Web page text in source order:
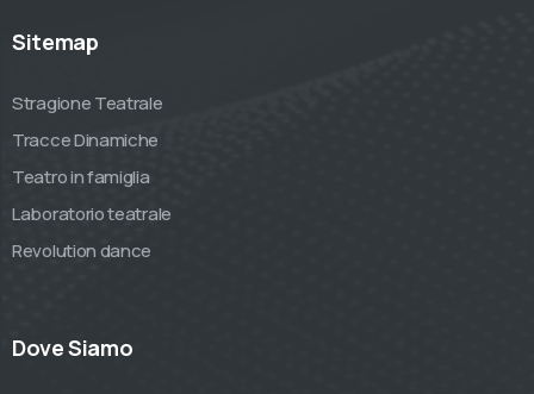
Sitemap
Stragione Teatrale
Tracce Dinamiche
Teatro in famiglia
Laboratorio teatrale
Revolution dance
Dove Siamo